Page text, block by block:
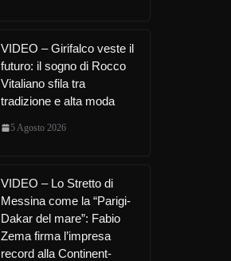
VIDEO – Girifalco veste il
futuro: il sogno di Rocco
Vitaliano sfila tra
tradizione e alta moda
5 Agosto 2026
VIDEO – Lo Stretto di
Messina come la “Parigi-
Dakar del mare”: Fabio
Zema firma l’impresa
record alla Continent-